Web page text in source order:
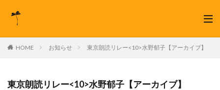
HOME お知らせ 東京朗読リレー<10>水野郁子【アーカイブ】
東京朗読リレー<10>水野郁子【アーカイブ】